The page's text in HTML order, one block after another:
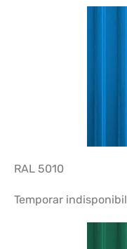
RAL 5010
Temporar indisponibil